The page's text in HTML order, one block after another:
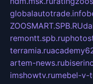
globalautotrade.info
ZOOSMART.SPB.RU
remontt.spb.ru
terramia.ru
artem-news.ru
imshowtv.rumebel-v-